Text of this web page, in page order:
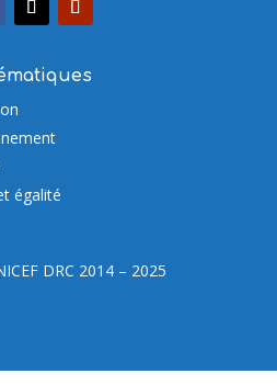
égalité
DRC 2014 – 2025